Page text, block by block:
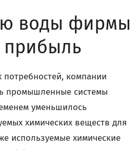
воды фирмы
прибыль
потребностей, компании
промышленные системы
уменьшилось
химических веществ для
используемые химические